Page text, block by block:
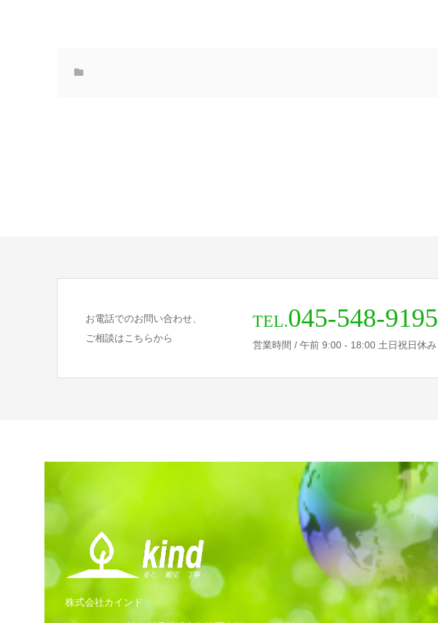
お電話でのお問い合わせ、
ご相談はこちらから
TEL.045-548-9195
営業時間 / 午前 9:00 - 18:00 土日祝日休み
株式会社カインド